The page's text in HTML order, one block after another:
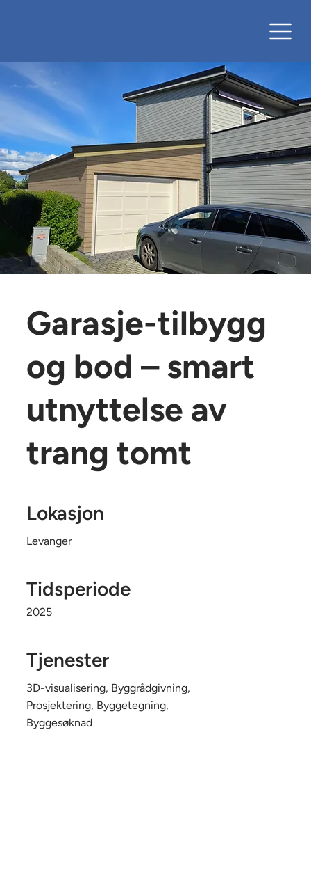
Lokasjon
Levanger
Tidsperiode
2025
Tjenester
3D-visualisering, Byggrådgivning,
Prosjektering, Byggetegning,
Byggesøknad
Garasje-tilbygg
og bod – smart
utnyttelse av
trang tomt